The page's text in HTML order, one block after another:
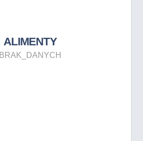
ALIMENTY
BRAK_DANYCH